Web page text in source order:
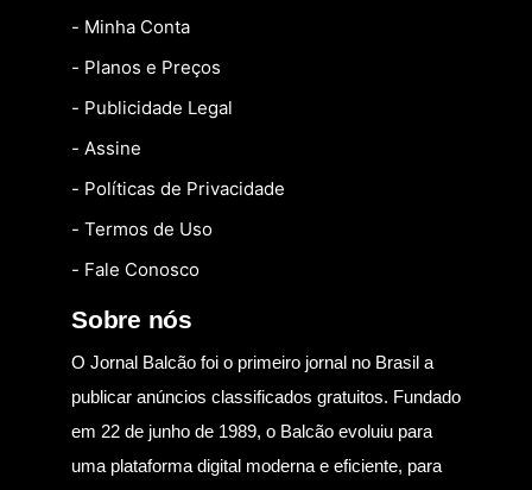
- Minha Conta
- Planos e Preços
- Publicidade Legal
- Assine
- Políticas de Privacidade
- Termos de Uso
- Fale Conosco
Sobre nós
O Jornal Balcão foi o primeiro jornal no Brasil a
publicar anúncios classificados gratuitos. Fundado
em 22 de junho de 1989, o Balcão evoluiu para
uma plataforma digital moderna e eficiente, para